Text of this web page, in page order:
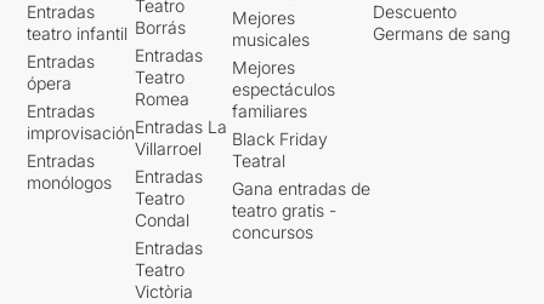
Entradas
teatro infantil
Entradas
ópera
Entradas
improvisación
Entradas
monólogos
Teatro
Borrás
Entradas
Teatro
Romea
Entradas La
Villarroel
Entradas
Teatro
Condal
Entradas
Teatro
Victòria
Mejores
musicales
Mejores
espectáculos
familiares
Black Friday
Teatral
Gana entradas de
teatro gratis -
concursos
Descuento
Germans de sang